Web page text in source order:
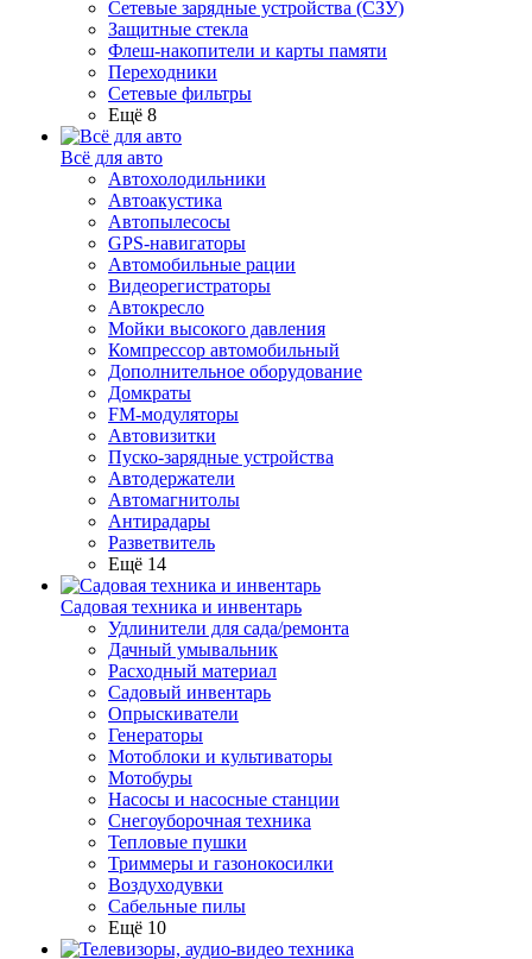
Сетевые зарядные устройства (СЗУ)
Защитные стекла
Флеш-накопители и карты памяти
Переходники
Сетевые фильтры
Ещё 8
Всё для авто
Автохолодильники
Автоакустика
Автопылесосы
GPS-навигаторы
Автомобильные рации
Видеорегистраторы
Автокресло
Мойки высокого давления
Компрессор автомобильный
Дополнительное оборудование
Домкраты
FM-модуляторы
Автовизитки
Пуско-зарядные устройства
Автодержатели
Автомагнитолы
Антирадары
Разветвитель
Ещё 14
Садовая техника и инвентарь
Удлинители для сада/ремонта
Дачный умывальник
Расходный материал
Садовый инвентарь
Опрыскиватели
Генераторы
Мотоблоки и культиваторы
Мотобуры
Насосы и насосные станции
Снегоуборочная техника
Тепловые пушки
Триммеры и газонокосилки
Воздуходувки
Сабельные пилы
Ещё 10